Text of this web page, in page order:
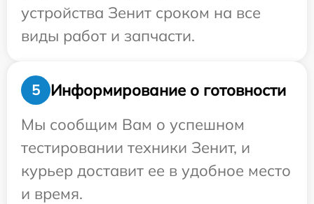
устройства Зенит сроком на все
виды работ и запчасти.
5
Информирование о готовности
Мы сообщим Вам о успешном
тестировании техники Зенит, и
курьер доставит ее в удобное место
и время.